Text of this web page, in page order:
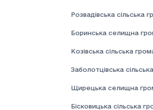
Розвадівська сільська
Боринська селищна
Козівська сільська
Заболотцівська
Щирецька селищна
Бісковицька сільська